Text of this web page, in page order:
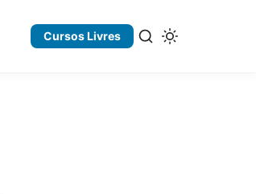
Cursos Livres